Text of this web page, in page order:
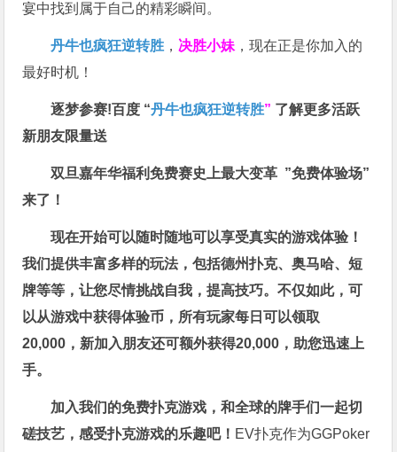
宴中找到属于自己的精彩瞬间。
丹牛也疯狂逆转胜，决胜小妹，现在正是你加入的
最好时机！
逐梦参赛!百度 “丹牛也疯狂逆转胜” 了解更多活跃
新朋友限量送
双旦嘉年华福利免费赛史上最大变革 ”免费体验场”
来了！
现在开始可以随时随地可以享受真实的游戏体验！
我们提供丰富多样的玩法，包括德州扑克、奥马哈、短
牌等等，让您尽情挑战自我，提高技巧。不仅如此，可
以从游戏中获得体验币，所有玩家每日可以领取
20,000，新加入朋友还可额外获得20,000，助您迅速上
手。
加入我们的免费扑克游戏，和全球的牌手们一起切
磋技艺，感受扑克游戏的乐趣吧！ EV扑克作为GGPoker